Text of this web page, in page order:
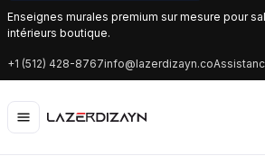
Enseignes murales premium sur mesure pour
intérieurs boutique.
+1 (512) 428-8767info@lazerdizayn.co